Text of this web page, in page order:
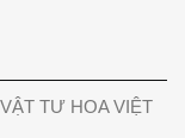
TƯ HOA VIỆT